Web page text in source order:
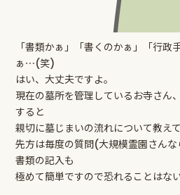
「書類かぁ」「書くのかぁ」「行
ぁ⋯(笑)
はい、大丈夫ですよ。
現在の墓所を管理しているお寺さん
すると
親切に墓じまいの流れについて教えて
先方は毎度の質問(大規模霊園さん
書類の記入も
極めて簡単ですので恐れることはな